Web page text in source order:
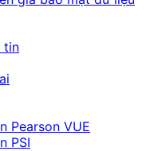
tin
Pearson VUE
PSI